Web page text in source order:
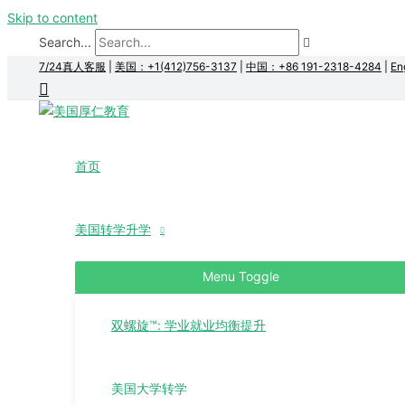
Skip to content
Search...
7/24真人客服 美国：+1(412)756-3137 中国：+86 191-2318-4284
首页
美国转学升学
Menu Toggle
双螺旋™: 学业就业均衡提升
美国大学转学